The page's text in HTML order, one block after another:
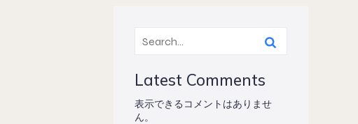
Latest Comments
表示できるコメントはありませ
ん。